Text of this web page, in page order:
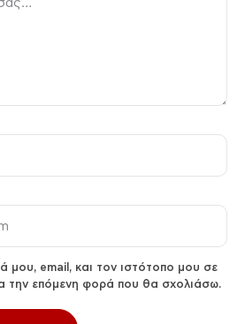
μου, email, και τον ιστότοπο μου σε
την επόμενη φορά που θα σχολιάσω.